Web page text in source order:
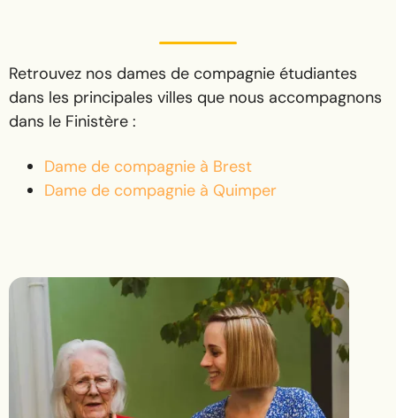
Retrouvez nos dames de compagnie étudiantes
dans les principales villes que nous accompagnons
dans le Finistère :
Dame de compagnie à Brest
Dame de compagnie à Quimper